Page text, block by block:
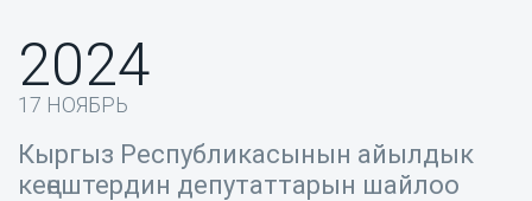
2024
17 НОЯБРЬ
Кыргыз Республикасынын айылдык
кеңештердин депутаттарын шайлоо